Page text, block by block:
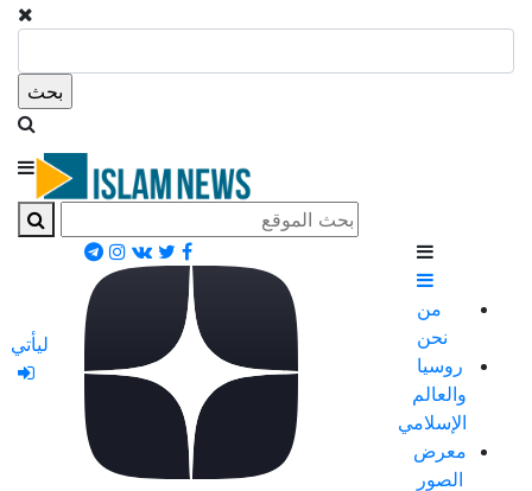
من
نحن
روسيا
والعالم
الإسلامي
معرض
الصور
ليأتي